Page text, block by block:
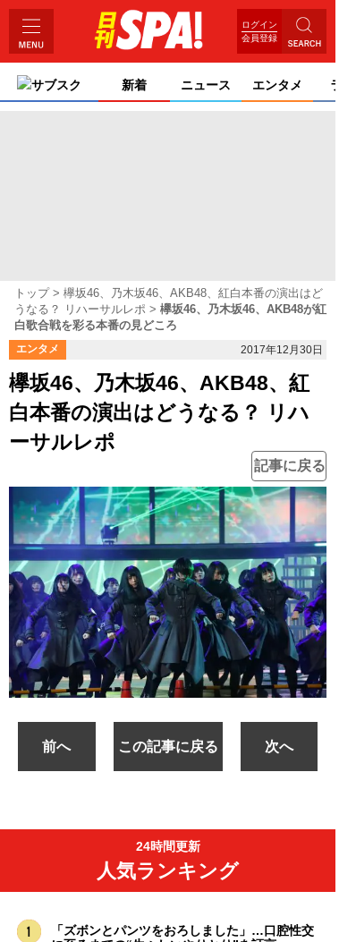
ログイン
会員登録
サブスク 新着 ニュース エンタメ
トップ
欅坂46、乃木坂46、AKB48、紅白本番の演出はど
うなる？ リハーサルレポ
欅坂46、乃木坂46、AKB48が紅
白歌合戦を彩る本番の見どころ
エンタメ 2017年12月30日
欅坂46、乃木坂46、AKB48、紅
白本番の演出はどうなる？ リハ
ーサルレポ
記事に戻る
前へ この記事に戻る 次へ
24時間更新
人気ランキング
「ズボンとパンツをおろしました」…口腔性交